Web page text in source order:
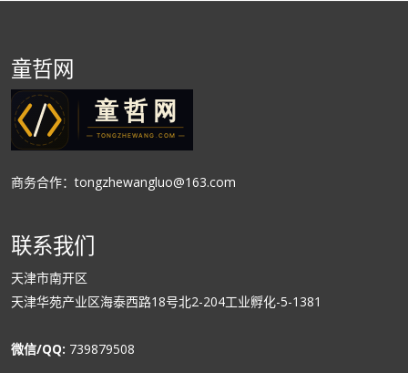
童哲网
商务合作：tongzhewangluo@163.com
联系我们
天津市南开区
天津华苑产业区海泰西路18号北2-204工业孵化-5-1381
微信/QQ: 739879508